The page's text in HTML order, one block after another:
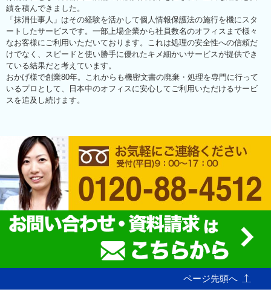
績を積んできました。
「抹消仕事人」はその経験を活かして個人情報保護法の施行を機にスタ
ートしたサービスです。一部上場企業から社員数名のオフィスまで様々
なお客様にご利用いただいております。これは処理の安全性への信頼だ
けでなく、スピードと使い勝手に優れたキメ細かいサービスが提供でき
ている結果だと考えています。
おかげ様で創業80年。これからも機密文書の廃棄・処理を専門に行って
いるプロとして、日本中のオフィスに安心してご利用いただけるサービ
スを追及し続けます。
ページ先頭へ